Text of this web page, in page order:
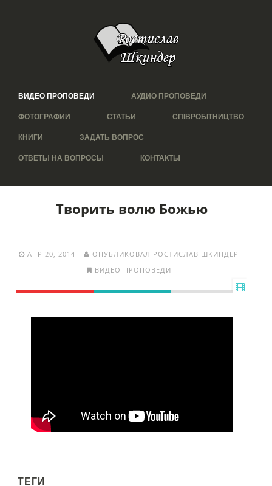
ВИДЕО ПРОПОВЕДИ АУДИО ПРОПОВЕДИ
ФОТОГРАФИИ СТАТЬИ СПІВРОБІТНИЦТВО
КНИГИ ЗАДАТЬ ВОПРОС
ОТВЕТЫ НА ВОПРОСЫ КОНТАКТЫ
Творить волю Божью
АПР 20, 2014
ОПУБЛИКОВАЛ РОСТИСЛАВ ШКИНДЕР
ВИДЕО ПРОПОВЕДИ
ТЕГИ